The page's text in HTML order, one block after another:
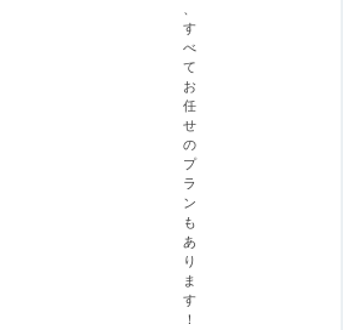
す
べ
て
お
任
せ
の
プ
ラ
ン
も
あ
り
ま
す
！